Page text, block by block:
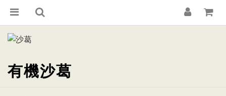
有機沙葛